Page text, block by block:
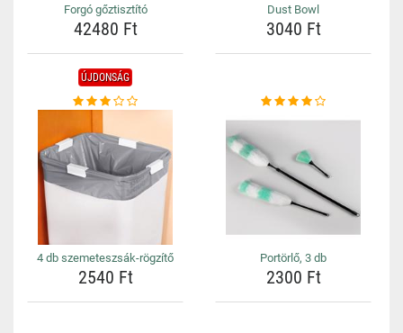
Forgó gőztisztító
42480 Ft
Dust Bowl
3040 Ft
ÚJDONSÁG
4 db szemeteszsák-rögzítő
2540 Ft
Portörlő, 3 db
2300 Ft